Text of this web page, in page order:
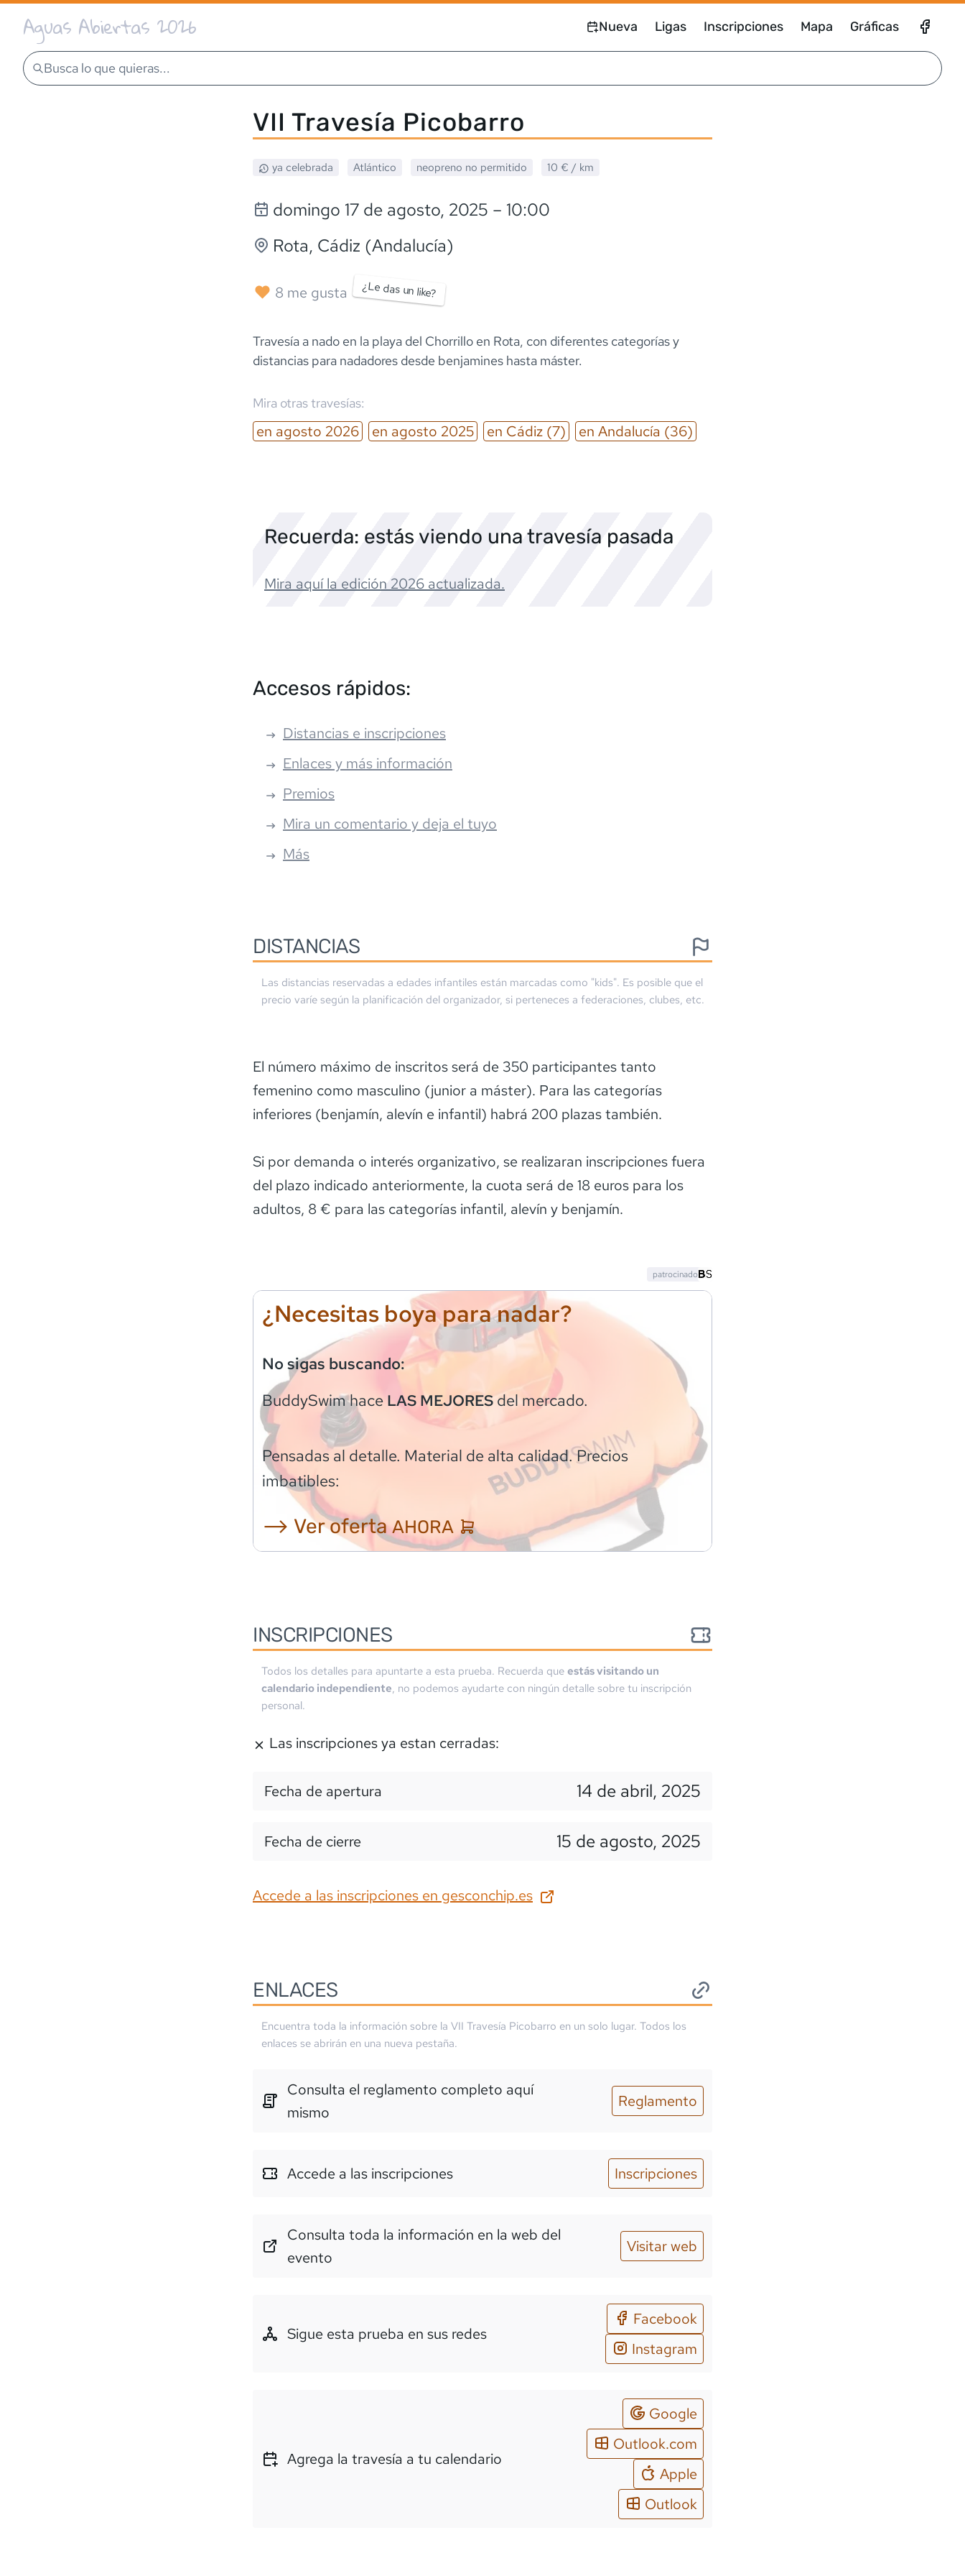
Aguas Abiertas 2026 Nueva Ligas Inscripciones Mapa Gráficas
Busca lo que quieras...
VII Travesía Picobarro
ya celebrada Atlántico neopreno no permitido 10 € / km
domingo 17 de agosto, 2025 – 10:00
Rota, Cádiz (Andalucía)
8 me gusta ¿Le das un like?
Travesía a nado en la playa del Chorrillo en Rota, con diferentes categorías y
distancias para nadadores desde benjamines hasta máster.
Mira otras travesías:
en agosto 2026 en agosto 2025 en Cádiz (7) en Andalucía (36)
Recuerda: estás viendo una travesía pasada
Mira aquí la edición 2026 actualizada.
Accesos rápidos:
Distancias e inscripciones
Enlaces y más información
Premios
Mira un comentario y deja el tuyo
Más
DISTANCIAS
Las distancias reservadas a edades infantiles están marcadas como "kids". Es posible que el
precio varíe según la planificación del organizador, si perteneces a federaciones, clubes, etc.
El número máximo de inscritos será de 350 participantes tanto
femenino como masculino (junior a máster). Para las categorías
inferiores (benjamín, alevín e infantil) habrá 200 plazas también.
Si por demanda o interés organizativo, se realizaran inscripciones fuera
del plazo indicado anteriormente, la cuota será de 18 euros para los
adultos, 8 € para las categorías infantil, alevín y benjamín.
¿Necesitas boya para nadar?
No sigas buscando:
BuddySwimhaceLAS MEJORESdel mercado.
Pensadas al detalle. Material de alta calidad. Precios
imbatibles:
⟶ Ver ofertaAHORA
patrocinado
INSCRIPCIONES
Todos los detalles para apuntarte a esta prueba. Recuerda que estás visitando un
calendario independiente, no podemos ayudarte con ningún detalle sobre tu inscripción
personal.
Las inscripciones ya estan cerradas:
Fecha de apertura 14 de abril, 2025
Fecha de cierre 15 de agosto, 2025
Accede a las inscripciones en gesconchip.es
ENLACES
Encuentra toda la información sobre la VII Travesía Picobarro en un solo lugar. Todos los
enlaces se abrirán en una nueva pestaña.
Consulta el reglamento completo aquí
mismo
Reglamento
Accede a las inscripciones Inscripciones
Consulta toda la información en la web del
evento
Visitar web
Sigue esta prueba en sus redes
Facebook
Instagram
Agrega la travesía a tu calendario
Google
Outlook.com
Apple
Outlook